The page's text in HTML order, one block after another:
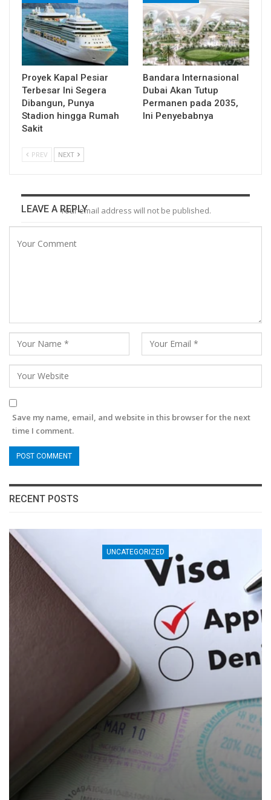
Proyek Kapal Pesiar
Terbesar Ini Segera
Dibangun, Punya
Stadion hingga Rumah
Sakit
Bandara Internasional
Dubai Akan Tutup
Permanen pada 2035,
Ini Penyebabnya
PREV NEXT
LEAVE A REPLYYour email address will not be published.
Save my name, email, and website in this browser for the next
time I comment.
RECENT POSTS
UNCATEGORIZED